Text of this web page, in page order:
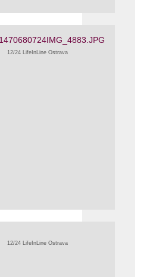
12/24 LifeInLine Ostrava